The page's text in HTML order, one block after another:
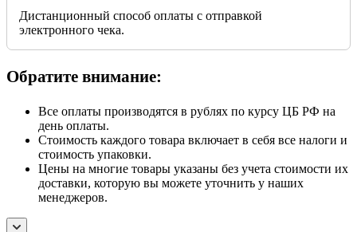
Дистанционный способ оплаты с отправкой
электронного чека.
Обратите внимание:
Все оплаты производятся в рублях по курсу ЦБ РФ на
день оплаты.
Стоимость каждого товара включает в себя все налоги и
стоимость упаковки.
Цены на многие товары указаны без учета стоимости их
доставки, которую вы можете уточнить у наших
менеджеров.